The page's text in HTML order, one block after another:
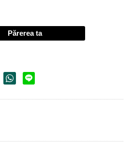
Părerea ta